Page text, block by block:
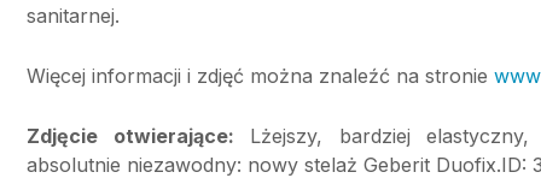
sanitarnej.
Więcej informacji i zdjęć można znaleźć na stronie
Zdjęcie otwierające:
Lżejszy, bardziej
absolutnie niezawodny: nowy stelaż Geberit Duofix.ID: